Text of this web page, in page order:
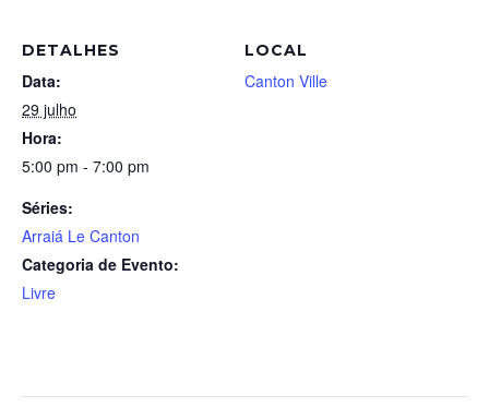
DETALHES
Data:
29 julho
Hora:
5:00 pm - 7:00 pm
Séries:
Arraiá Le Canton
Categoria de Evento:
Livre
LOCAL
Canton Ville